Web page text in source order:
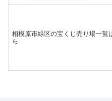
相模原市緑区の宝くじ売り場一覧
ら